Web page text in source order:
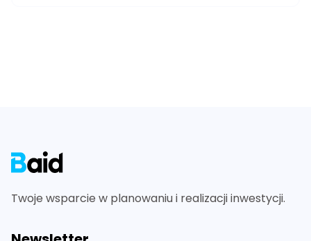
Twoje wsparcie w planowaniu i realizacji inwestycji.